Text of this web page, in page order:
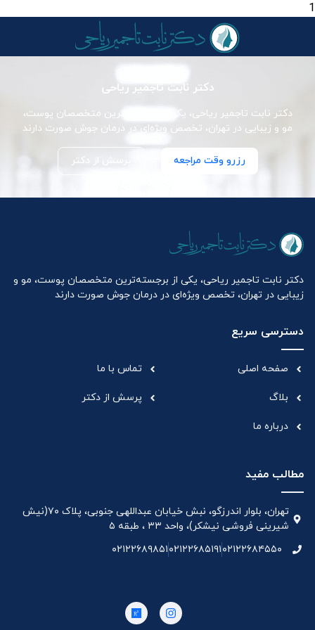
1
دکتر نابت تاجمیر ریاحی
دکتر نابت تاجمیر ریاحی، یکی از برجسته‌ترین متخصصان پوست،
مو و زیبایی در تهران، تخصص ویژه‌ای در درمان جوش صورت دارند
رزرو وقت مراجعه پرسش از دکتر
دکتر نابت تاجمیر ریاحی، یکی از برجسته‌ترین متخصصان پوست، مو و
زیبایی در تهران، تخصص ویژه‌ای در درمان جوش صورت دارند
دسترسی سریع
صفحه اصلی
بلاگ
درباره ما
تماس با ما
پرسش از دکتر
مطالب مفید
تهران، بلوار اندرزگو، نبش خیابان عبداللهی جنوبی، پلاک ۷۰(نیش
شیرینی فروشی نیشکر)، واحد ۳۳ ، طبقه ۵
۰۲۱۲۲۶۸۴۵۵۰۰۲۱۲۲۶۸۵۱۹۱۰۲۱۲۲۶۸۹۸۵۱